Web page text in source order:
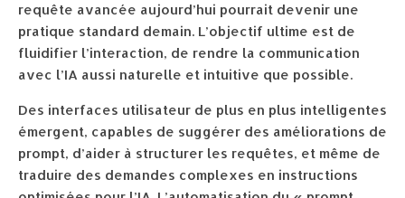
requête avancée aujourd’hui pourrait devenir une
pratique standard demain. L’objectif ultime est de
fluidifier l’interaction, de rendre la communication
avec l’IA aussi naturelle et intuitive que possible.
Des interfaces utilisateur de plus en plus intelligentes
émergent, capables de suggérer des améliorations de
prompt, d’aider à structurer les requêtes, et même de
traduire des demandes complexes en instructions